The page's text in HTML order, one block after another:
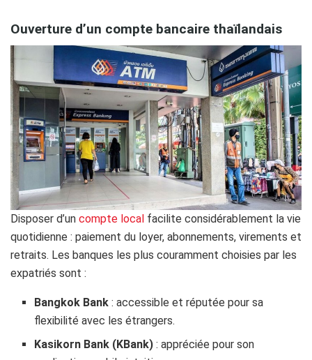
Ouverture d’un compte bancaire thaïlandais
Disposer d’un compte local facilite considérablement la vie
quotidienne : paiement du loyer, abonnements, virements et
retraits. Les banques les plus couramment choisies par les
expatriés sont :
Bangkok Bank : accessible et réputée pour sa
flexibilité avec les étrangers.
Kasikorn Bank (KBank) : appréciée pour son